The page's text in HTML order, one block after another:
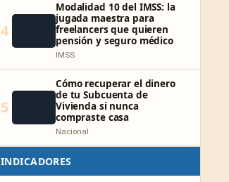
4
Modalidad 10 del IMSS: la
jugada maestra para
freelancers que quieren
pensión y seguro médico
IMSS
5
Cómo recuperar el dinero
de tu Subcuenta de
Vivienda si nunca
compraste casa
Nacional
INDICADORES